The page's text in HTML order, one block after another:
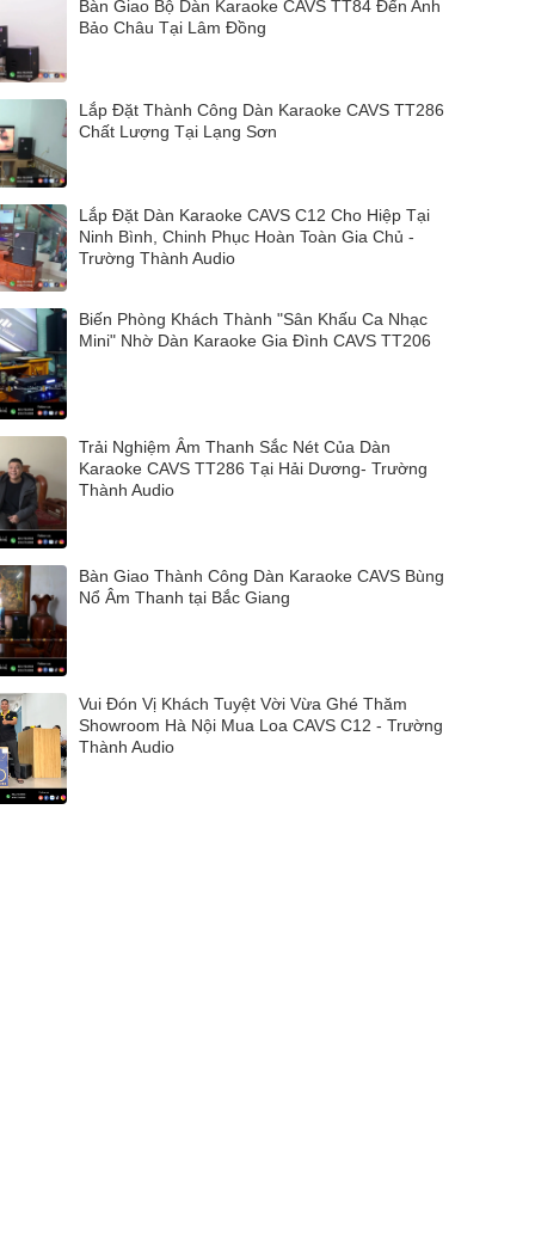
Bàn Giao Bộ Dàn Karaoke CAVS TT84 Đến Anh
Bảo Châu Tại Lâm Đồng
Lắp Đặt Thành Công Dàn Karaoke CAVS TT286
Chất Lượng Tại Lạng Sơn
Lắp Đặt Dàn Karaoke CAVS C12 Cho Hiệp Tại
Ninh Bình, Chinh Phục Hoàn Toàn Gia Chủ -
Trường Thành Audio
Biến Phòng Khách Thành "Sân Khấu Ca Nhạc
Mini" Nhờ Dàn Karaoke Gia Đình CAVS TT206
Trải Nghiệm Âm Thanh Sắc Nét Của Dàn
Karaoke CAVS TT286 Tại Hải Dương- Trường
Thành Audio
Bàn Giao Thành Công Dàn Karaoke CAVS Bùng
Nổ Âm Thanh tại Bắc Giang
Vui Đón Vị Khách Tuyệt Vời Vừa Ghé Thăm
Showroom Hà Nội Mua Loa CAVS C12 - Trường
Thành Audio